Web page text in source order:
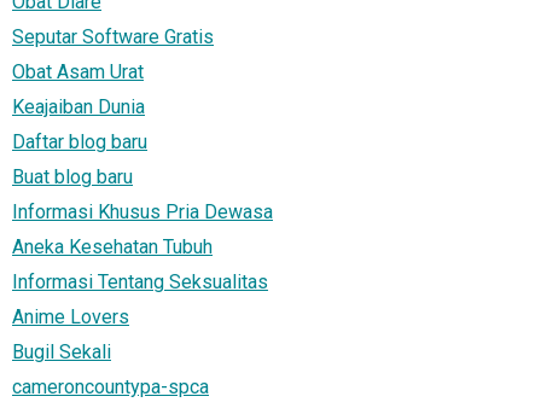
Seputar Software Gratis
Obat Asam Urat
Keajaiban Dunia
Daftar blog baru
Buat blog baru
Informasi Khusus Pria Dewasa
Aneka Kesehatan Tubuh
Informasi Tentang Seksualitas
Anime Lovers
Bugil Sekali
cameroncountypa-spca